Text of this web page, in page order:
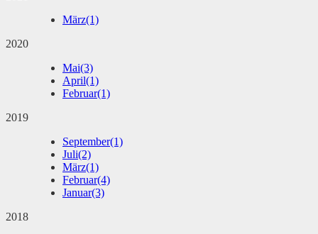
März(1)
2020
Mai(3)
April(1)
Februar(1)
2019
September(1)
Juli(2)
März(1)
Februar(4)
Januar(3)
2018